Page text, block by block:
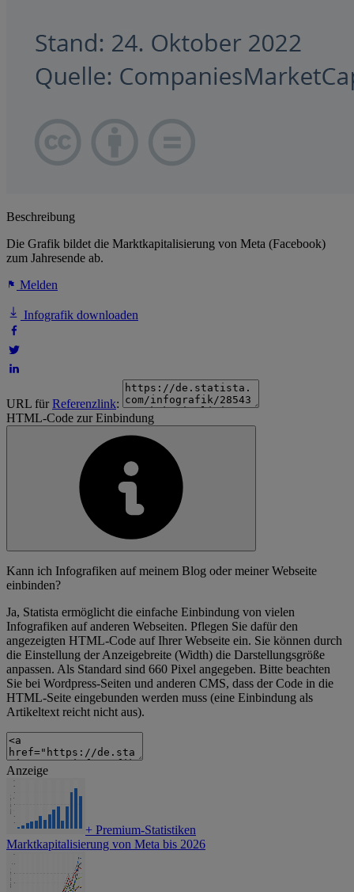
Beschreibung
Die Grafik bildet die Marktkapitalisierung von Meta (Facebook)
zum Jahresende ab.
Melden
Infografik downloaden
URL fürReferenzlink:
HTML-Code zur Einbindung
Kann ich Infografiken auf meinem Blog oder meiner Webseite
einbinden?
Ja, Statista ermöglicht die einfache Einbindung von vielen
Infografiken auf anderen Webseiten. Pflegen Sie dafür den
angezeigten HTML-Code auf Ihrer Webseite ein. Sie können durch
die Einstellung der Anzeigebreite (Width) die Darstellungsgröße
anpassen. Als Standard sind 660 Pixel angegeben. Bitte beachten
Sie bei Wordpress-Seiten und anderen CMS, dass der Code in die
HTML-Seite eingebunden werden muss (eine Einbindung als
Artikeltext reicht nicht aus).
Anzeige
+ Premium-Statistiken
Marktkapitalisierung von Meta bis 2026